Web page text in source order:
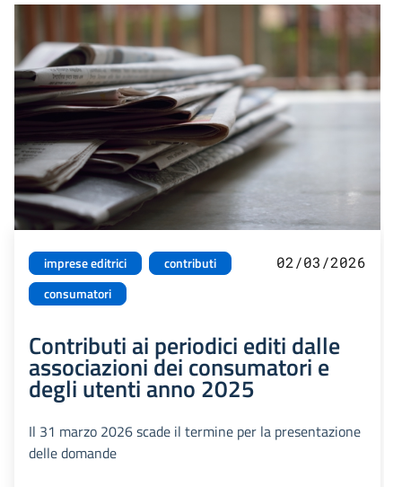
imprese editrici
contributi
consumatori
02/03/2026
Contributi ai periodici editi dalle
associazioni dei consumatori e
degli utenti anno 2025
Il 31 marzo 2026 scade il termine per la presentazione
delle domande